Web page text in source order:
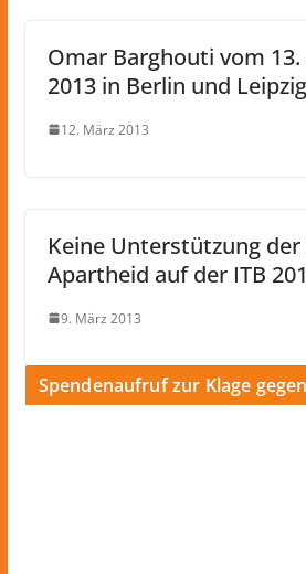
Omar Barghouti vom 13.
2013 in Berlin und Leipzig
12. März 2013
Keine Unterstützung
Apartheid auf der ITB
9. März 2013
Spendenaufruf zur Klage